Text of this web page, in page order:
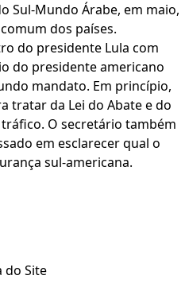
Sul-Mundo Árabe, em maio,
dos países.
do presidente Lula com
do presidente americano
mandato. Em princípio,
tratar da Lei do Abate e do
O secretário também
em esclarecer qual o
sul-americana.
do Site